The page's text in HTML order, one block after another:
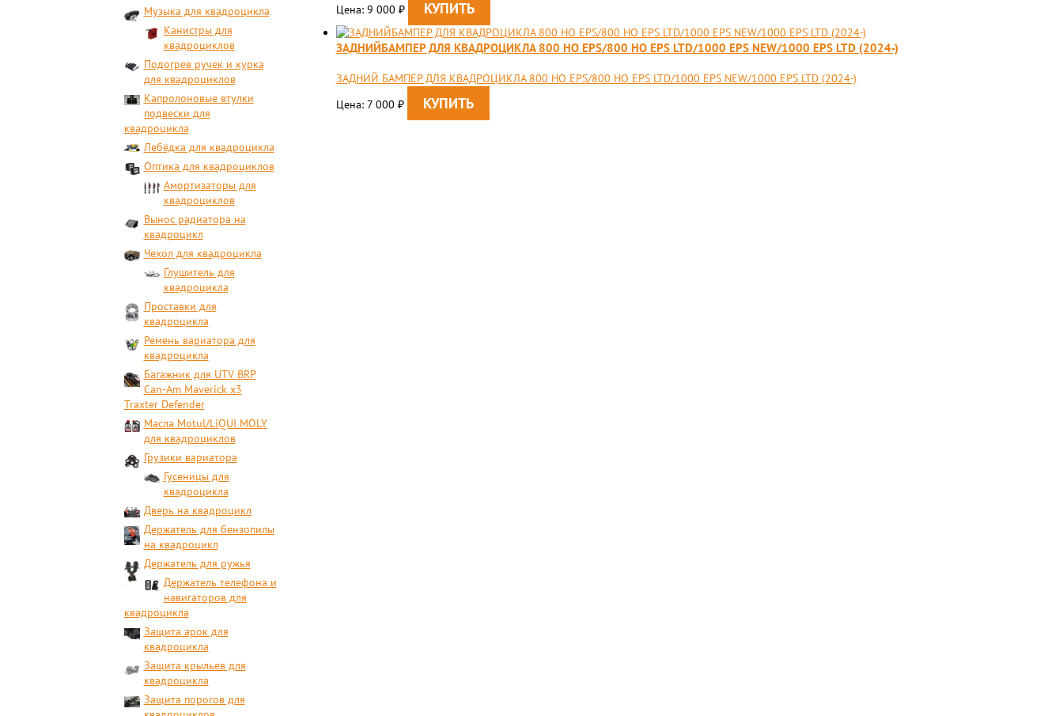
Музыка для квадроцикла
Канистры для
квадроциклов
Подогрев ручек и курка
для квадроциклов
Капролоновые втулки
подвески для
квадроцикла
Лебёдка для квадроцикла
Оптика для квадроциклов
Амортизаторы для
квадроциклов
Вынос радиатора на
квадроцикл
Чехол для квадроцикла
Глушитель для
квадроцикла
Проставки для
квадроцикла
Ремень вариатора для
квадроцикла
Багажник для UTV BRP
Can-Am Maverick x3
Traxter Defender
Масла Motul/LiQUI MOLY
для квадроциклов
Грузики вариатора
Гусеницы для
квадроцикла
Дверь на квадроцикл
Держатель для бензопилы
на квадроцикл
Держатель для ружья
Держатель телефона и
навигаторов для
квадроцикла
Защита арок для
квадроцикла
Защита крыльев для
квадроцикла
Защита порогов для
Цена: 9 000 ₽
ЗАДНИЙБАМПЕР ДЛЯ КВАДРОЦИКЛА 800 HO EPS/800 HO EPS LTD/1000 EPS NEW/1000 EPS LTD (2024-)
ЗАДНИЙ БАМПЕР ДЛЯ КВАДРОЦИКЛА 800 HO EPS/800 HO EPS LTD/1000 EPS NEW/1000 EPS LTD (2024-)
Цена: 7 000 ₽